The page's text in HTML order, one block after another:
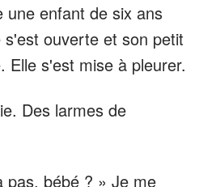
une enfant de six ans
ouverte et son petit
Elle s'est mise à pleurer.
Des larmes de
pas, bébé ? » Je me